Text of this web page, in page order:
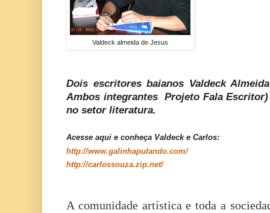
Valdeck almeida de Jesus
Dois escritores baianos Valdeck
Ambos integrantes Projeto Fala
no setor literatura.
Acesse aqui e conheça Valdeck e Carlos:
http://www.galinhapulando.com/
http://carlossouza.zip.net/
A comunidade artística e toda a